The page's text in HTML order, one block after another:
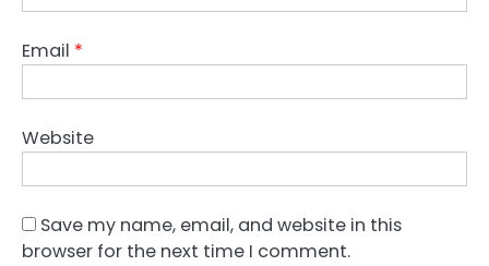
Email *
Website
Save my name, email, and website in this
browser for the next time I comment.